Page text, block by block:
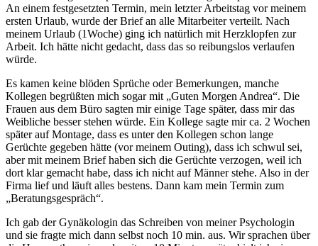
An einem festgesetzten Termin, mein letzter Arbeitstag vor meinem
ersten Urlaub, wurde der Brief an alle Mitarbeiter verteilt. Nach
meinem Urlaub (1Woche) ging ich natürlich mit Herzklopfen zur
Arbeit. Ich hätte nicht gedacht, dass das so reibungslos verlaufen
würde.
Es kamen keine blöden Sprüche oder Bemerkungen, manche
Kollegen begrüßten mich sogar mit „Guten Morgen Andrea“. Die
Frauen aus dem Büro sagten mir einige Tage später, dass mir das
Weibliche besser stehen würde. Ein Kollege sagte mir ca. 2 Wochen
später auf Montage, dass es unter den Kollegen schon lange
Gerüchte gegeben hätte (vor meinem Outing), dass ich schwul sei,
aber mit meinem Brief haben sich die Gerüchte verzogen, weil ich
dort klar gemacht habe, dass ich nicht auf Männer stehe. Also in der
Firma lief und läuft alles bestens. Dann kam mein Termin zum
„Beratungsgespräch“.
Ich gab der Gynäkologin das Schreiben von meiner Psychologin
und sie fragte mich dann selbst noch 10 min. aus. Wir sprachen über